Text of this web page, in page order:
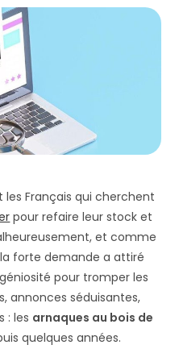
Français qui cherchent
pour refaire leur stock et
et comme
forte demande a attiré
pour tromper les
annonces séduisantes,
: les arnaques au bois de
quelques années.